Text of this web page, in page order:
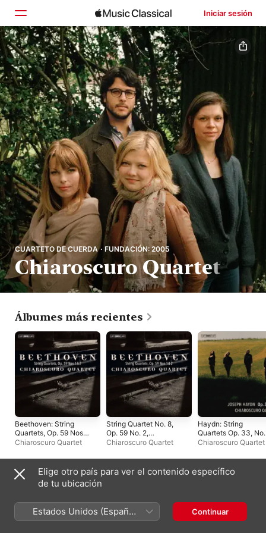
Iniciar sesión
Inicio
Explorar
Buscar
CUARTETO DE CUERDA · FUNDACIÓN: 2005
Chiaroscuro Quartet
Álbumes más recientes
Beethoven: String
Quartets, Op. 59 Nos.
1 & 2
Chiaroscuro Quartet
String Quartet No. 8,
Op. 59 No. 2,
"Razumovsky": IV.
Single
Chiaroscuro Quartet
Haydn: String
Quartets Op. 33,
4-6
Chiaroscuro Quartet
Sencillos y EP
Elige otro país para ver el contenido específico
de tu ubicación
Estados Unidos (Español
México)
Continuar